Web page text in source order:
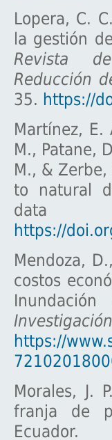
Lopera, C.
la gestión
Revista
Reducción
35. https://
Martínez, E.
M., Patane,
M., &
to natural
data
https://
Mendoza,
costos
https://
Morales, J.
franja de